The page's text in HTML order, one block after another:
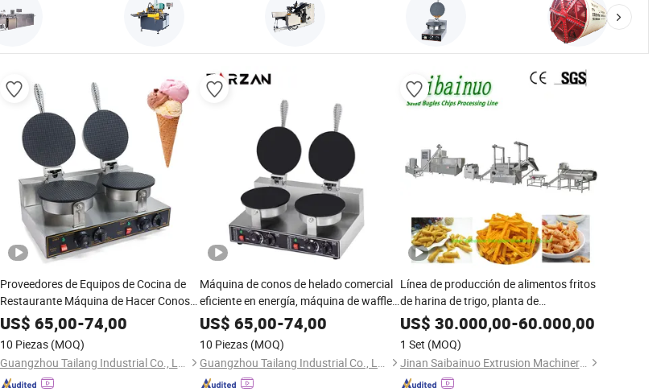
Proveedores de Equipos de Cocina de
Restaurante Máquina de Hacer Conos
de Helado Waffle Doble Cabeza Máquina
de Conos de Waffle con CE
US$ 65,00-74,00
10 Piezas (MOQ)
Guangzhou Tailang Industrial Co., Ltd.
Máquina de conos de helado comercial
eficiente en energía, máquina de waffles
eléctrica
US$ 65,00-74,00
10 Piezas (MOQ)
Guangzhou Tailang Industrial Co., Ltd.
Línea de producción de alimentos fritos
de harina de trigo, planta de
procesamiento de nachos de maíz,
máquina para hacer snacks en forma de
cono
US$ 30.000,00-60.000,00
1 Set (MOQ)
Jinan Saibainuo Extrusion Machinery Co., Ltd.